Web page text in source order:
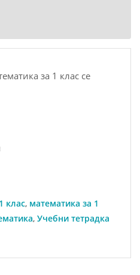
за 1 клас сe
клас, математика за 1
, Учебни тетрадка